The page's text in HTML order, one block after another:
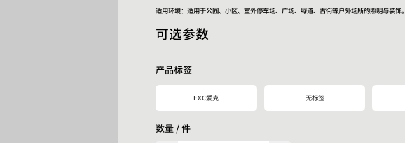
适用环境：适用于公园、小区、室外停车场、广场、绿道、古街等户外场所的照明与装饰。
可选参数
产品标签
EXC爱克 无标签
数量 / 件